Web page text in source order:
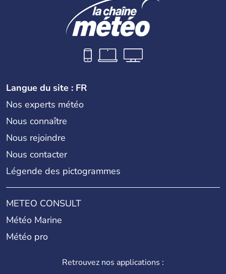
Langue du site : FR
Nos experts météo
Nous connaître
Nous rejoindre
Nous contacter
Légende des pictogrammes
METEO CONSULT
Météo Marine
Météo pro
Retrouvez nos applications :